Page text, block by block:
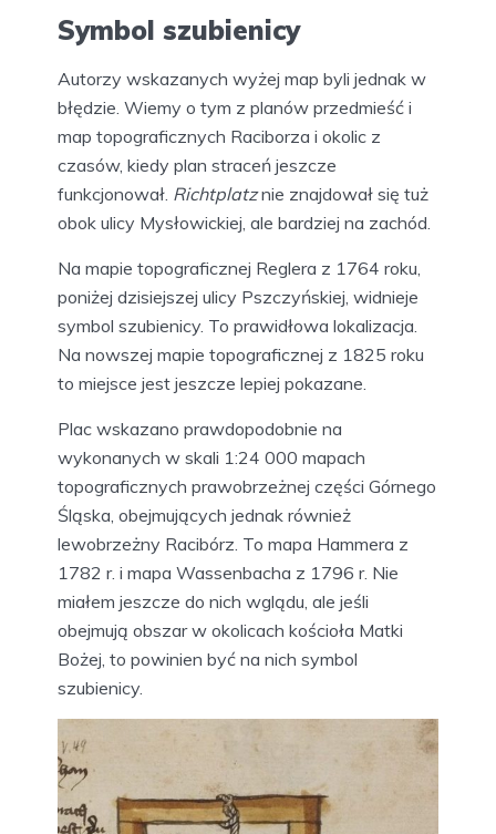
Symbol szubienicy
Autorzy wskazanych wyżej map byli jednak w
błędzie. Wiemy o tym z planów przedmieść i
map topograficznych Raciborza i okolic z
czasów, kiedy plan straceń jeszcze
funkcjonował. Richtplatznie znajdował się tuż
obok ulicy Mysłowickiej, ale bardziej na zachód.
Na mapie topograficznej Reglera z 1764 roku,
poniżej dzisiejszej ulicy Pszczyńskiej, widnieje
symbol szubienicy. To prawidłowa lokalizacja.
Na nowszej mapie topograficznej z 1825 roku
to miejsce jest jeszcze lepiej pokazane.
Plac wskazano prawdopodobnie na
wykonanych w skali 1:24 000 mapach
topograficznych prawobrzeżnej części Górnego
Śląska, obejmujących jednak również
lewobrzeżny Racibórz. To mapa Hammera z
1782 r. i mapa Wassenbacha z 1796 r. Nie
miałem jeszcze do nich wglądu, ale jeśli
obejmują obszar w okolicach kościoła Matki
Bożej, to powinien być na nich symbol
szubienicy.